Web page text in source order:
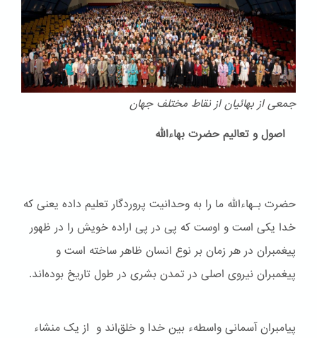
جمعی از بهائیان از نقاط مختلف جهان
اصول و تعالیم حضرت بهاءالله
حضرت بـهاءالله ما را به وحدانیت پروردگار تعلیم داده یعنی که
خدا یکی است و اوست که پی در پی اراده خویش را در ظهور
پیغمبران در هر زمان بر نوع انسان ظاهر ساخته است و
پیغمبران نیروی اصلی در تمدن بشری در طول تاریخ بوده‌اند.
پیامبران آسمانی واسطهء بین خدا و خلق‌اند و از یک منشاء